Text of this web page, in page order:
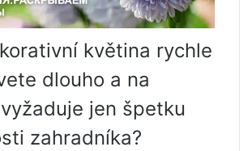
květina rychle
dlouho a na
jen špetku
zahradníka?